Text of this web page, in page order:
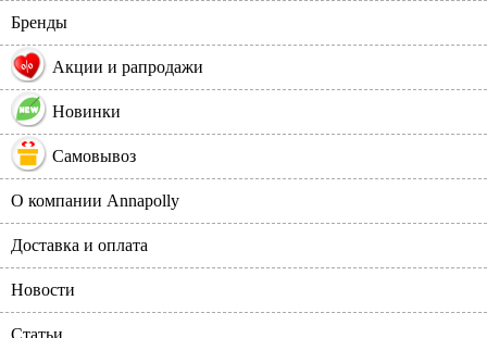
Бренды
% Акции и рапродажи
Новинки
Самовывоз
О компании Annapolly
Доставка и оплата
Новости
Статьи